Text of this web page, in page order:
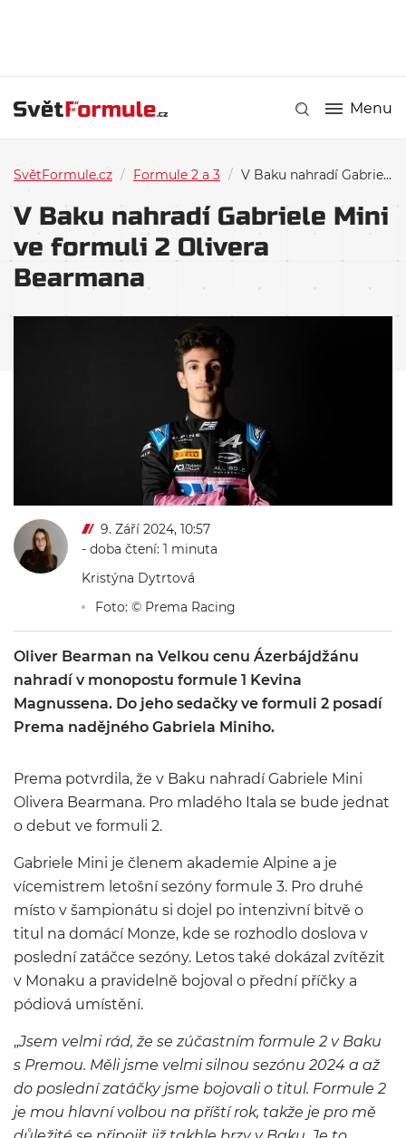
Menu
SvětFormule.cz / Formule 2 a 3 / V Baku nahradí Gabriele Mini ve formuli 2 Olivera Bearmana
V Baku nahradí Gabriele Mini
ve formuli 2 Olivera
Bearmana
9. Září 2024, 10:57
- doba čtení: 1 minuta
Kristýna Dytrtová
Foto: © Prema Racing
Oliver Bearman na Velkou cenu Ázerbájdžánu
nahradí v monopostu formule 1 Kevina
Magnussena. Do jeho sedačky ve formuli 2 posadí
Prema nadějného Gabriela Miniho.
Prema potvrdila, že v Baku nahradí Gabriele Mini
Olivera Bearmana. Pro mladého Itala se bude jednat
o debut ve formuli 2.
Gabriele Mini je členem akademie Alpine a je
vícemistrem letošní sezóny formule 3. Pro druhé
místo v šampionátu si dojel po intenzivní bitvě o
titul na domácí Monze, kde se rozhodlo doslova v
poslední zatáčce sezóny. Letos také dokázal zvítězit
v Monaku a pravidelně bojoval o přední příčky a
pódiová umístění.
„Jsem velmi rád, že se zúčastním formule 2 v Baku
s Premou. Měli jsme velmi silnou sezónu 2024 a až
do poslední zatáčky jsme bojovali o titul. Formule 2
je mou hlavní volbou na příští rok, takže je pro mě